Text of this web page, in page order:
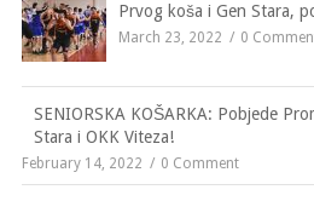
Prvog koša i Gen Stara,
March 23, 2022 0
SENIORSKA KOŠARKA: Pobjede
Stara i OKK Viteza!
February 14, 2022 0 Comment